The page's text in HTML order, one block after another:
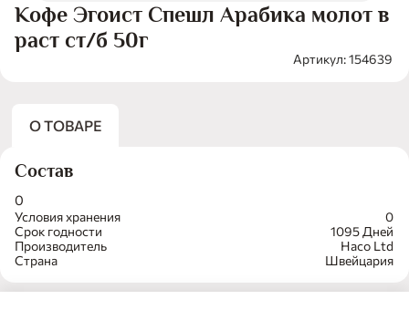
Кофе Эгоист Спешл Арабика молот в
раст ст/б 50г
Артикул: 154639
О ТОВАРЕ
Условия хранения
0
Срок годности
1095 Дней
Производитель
Haco Ltd
Страна
Швейцария
Состав
0